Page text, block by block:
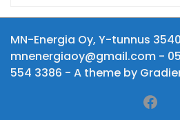
MN-Energia Oy, Y-tunnus
mnenergiaoy@gmail.com -
554 3386 - A theme by